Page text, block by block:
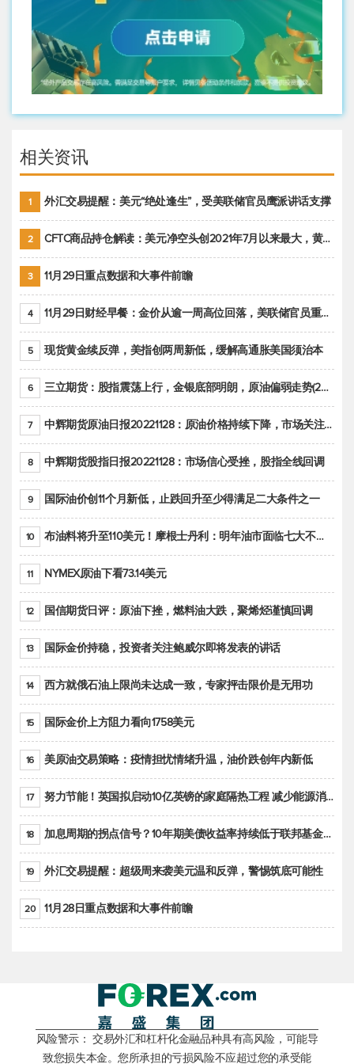
相关资讯
1 外汇交易提醒：美元“绝处逢生”，受美联储官员鹰派讲话支撑
2 CFTC商品持仓解读：美元净空头创2021年7月以来最大，黄金期货投机性净多头头寸减少
3 11月29日重点数据和大事件前瞻
4 11月29日财经早餐：金价从逾一周高位回落，美联储官员重申鹰派立场推动美元回升
5 现货黄金续反弹，美指创两周新低，缓解高通胀美国须治本
6 三立期货：股指震荡上行，金银底部明朗，原油偏弱走势(20221128收评)
7 中辉期货原油日报20221128：原油价格持续下降，市场关注OPEC+新一轮产能政策
8 中辉期货股指日报20221128：市场信心受挫，股指全线回调
9 国际油价创11个月新低，止跌回升至少得满足二大条件之一
10 布油料将升至110美元！摩根士丹利：明年油市面临七大不确定性
11 NYMEX原油下看73.14美元
12 国信期货日评：原油下挫，燃料油大跌，聚烯烃谨慎回调
13 国际金价持稳，投资者关注鲍威尔即将发表的讲话
14 西方就俄石油上限尚未达成一致，专家抨击限价是无用功
15 国际金价上方阻力看向1758美元
16 美原油交易策略：疫情担忧情绪升温，油价跌创年内新低
17 努力节能！英国拟启动10亿英镑的家庭隔热工程 减少能源消耗
18 加息周期的拐点信号？10年期美债收益率持续低于联邦基金利率目标区间
19 外汇交易提醒：超级周来袭美元温和反弹，警惕筑底可能性
20 11月28日重点数据和大事件前瞻
风险警示： 交易外汇和杠杆化金融品种具有高风险，可能导
致您损失本金。您所承担的亏损风险不应超过您的承受能